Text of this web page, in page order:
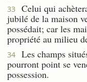
33
Celui qui
jubilé de la maison
possédait; car les
propriété au milieu
34
Les champs
pourront point se
possession.